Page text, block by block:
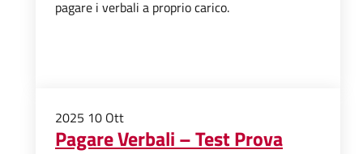
pagare i verbali a proprio carico.
2025 10 Ott
Pagare Verbali – Test Prova